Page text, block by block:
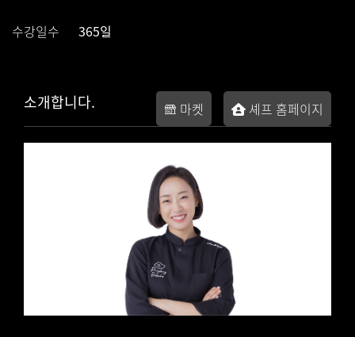
수강일수 365일
소개합니다. 마켓 셰프 홈페이지